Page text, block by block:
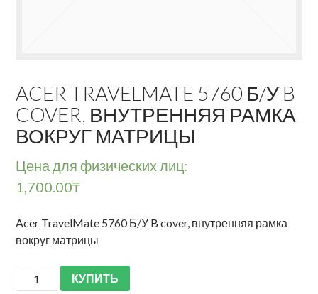
ACER TRAVELMATE 5760 Б/У B
COVER, ВНУТРЕННЯЯ РАМКА
ВОКРУГ МАТРИЦЫ
Цена для физических лиц:
1,700.00₸
Acer TravelMate 5760 Б/У B cover, внутренняя рамка
вокруг матрицы
КУПИТЬ